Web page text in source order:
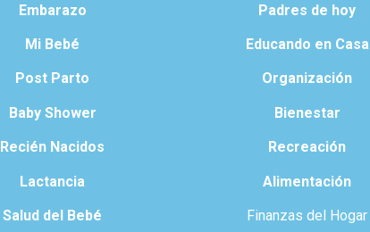
Embarazo
Mi Bebé
Post Parto
Baby Shower
Recién Nacidos
Lactancia
Salud del Bebé
Padres de hoy
Educando en Casa
Organización
Bienestar
Recreación
Alimentación
Finanzas del Hogar